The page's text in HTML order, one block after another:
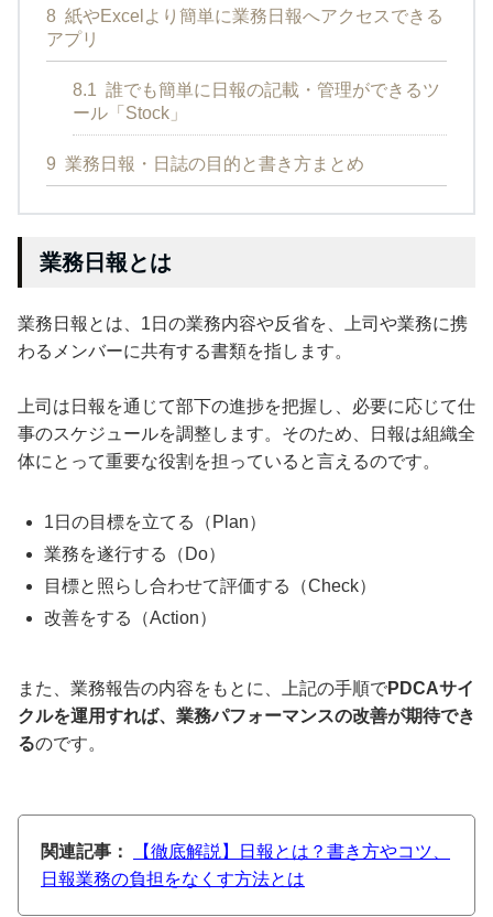
8 紙やExcelより簡単に業務日報へアクセスできる
アプリ
8.1 誰でも簡単に日報の記載・管理ができるツ
ール「Stock」
9 業務日報・日誌の目的と書き方まとめ
業務日報とは
業務日報とは、1日の業務内容や反省を、上司や業務に携
わるメンバーに共有する書類を指します。
上司は日報を通じて部下の進捗を把握し、必要に応じて仕
事のスケジュールを調整します。そのため、日報は組織全
体にとって重要な役割を担っていると言えるのです。
1日の目標を立てる（Plan）
業務を遂行する（Do）
目標と照らし合わせて評価する（Check）
改善をする（Action）
また、業務報告の内容をもとに、上記の手順でPDCAサイ
クルを運用すれば、業務パフォーマンスの改善が期待でき
るのです。
関連記事：
【徹底解説】日報とは？書き方やコツ、
日報業務の負担をなくす方法とは